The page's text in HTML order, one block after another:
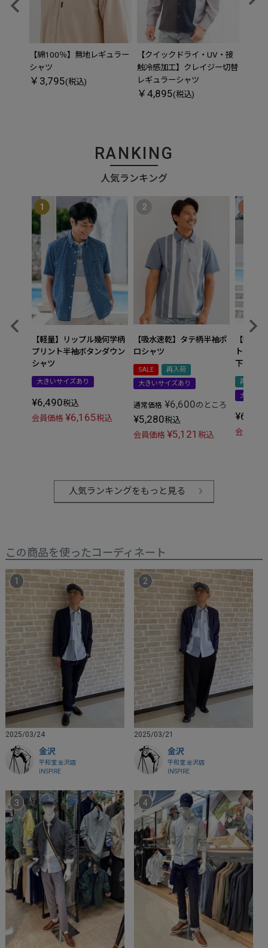
【綿100％】無地レギュラー
シャツ
￥3,795(税込)
【クイックドライ・UV・接
触冷感加工】クレイジー切替
レギュラーシャツ
￥4,895(税込)
RANKING
人気ランキング
【軽量】リップル幾何学柄
プリント半袖ボタンダウン
シャツ
大きいサイズあり
¥6,490税込
会員価格 ¥6,165税込
【吸水速乾】タテ柄半袖ポ
ロシャツ
SALE
再入荷
大きいサイズあり
通常価格 ¥6,600のところ
¥5,280税込
会員価格 ¥5,121税込
【吸水
トアッ
下セット
再入荷
大きい
¥6,490
会員価格
人気ランキングをもっと見る
この商品を使ったコーディネート
2025/03/24
金沢
平和堂 金沢店
INSPIRE
2025/03/21
金沢
平和堂 金沢店
INSPIRE